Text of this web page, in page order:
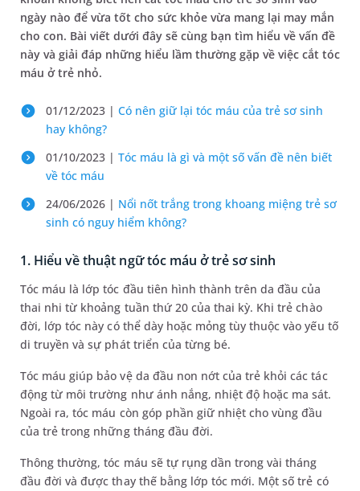
ngày nào để vừa tốt cho sức khỏe vừa mang lại may mắn
cho con. Bài viết dưới đây sẽ cùng bạn tìm hiểu về vấn đề
này và giải đáp những hiểu lầm thường gặp về việc cắt tóc
máu ở trẻ nhỏ.
01/12/2023 | Có nên giữ lại tóc máu của trẻ sơ sinh
hay không?
01/10/2023 | Tóc máu là gì và một số vấn đề nên biết
về tóc máu
24/06/2026 | Nổi nốt trắng trong khoang miệng trẻ sơ
sinh có nguy hiểm không?
1. Hiểu về thuật ngữ tóc máu ở trẻ sơ sinh
Tóc máu là lớp tóc đầu tiên hình thành trên da đầu của
thai nhi từ khoảng tuần thứ 20 của thai kỳ. Khi trẻ chào
đời, lớp tóc này có thể dày hoặc mỏng tùy thuộc vào yếu tố
di truyền và sự phát triển của từng bé.
Tóc máu giúp bảo vệ da đầu non nớt của trẻ khỏi các tác
động từ môi trường như ánh nắng, nhiệt độ hoặc ma sát.
Ngoài ra, tóc máu còn góp phần giữ nhiệt cho vùng đầu
của trẻ trong những tháng đầu đời.
Thông thường, tóc máu sẽ tự rụng dần trong vài tháng
đầu đời và được thay thế bằng lớp tóc mới. Một số trẻ có